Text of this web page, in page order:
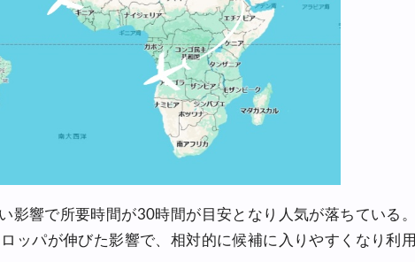
影響で所要時間が30時間が目安となり人気が落ちている。
ッパが伸びた影響で、相対的に候補に入りやすくなり利用